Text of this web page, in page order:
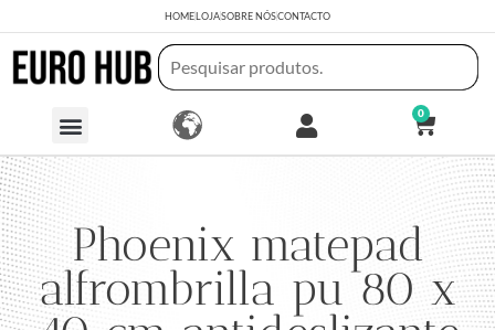
HOMELOJASOBRE NÓSCONTACTO
0
Phoenix matepad
alfrombrilla pu 80 x